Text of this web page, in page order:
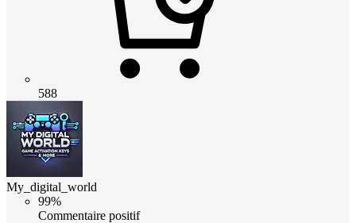
588
My_digital_world
99%
Commentaire positif